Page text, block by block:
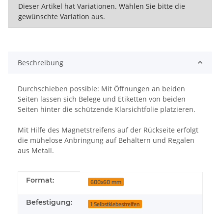
x
Dieser Artikel hat Variationen. Wählen Sie bitte die
gewünschte Variation aus.
Beschreibung
Durchschieben possible: Mit Öffnungen an beiden
Seiten lassen sich Belege und Etiketten von beiden
Seiten hinter die schützende Klarsichtfolie platzieren.
Mit Hilfe des Magnetstreifens auf der Rückseite erfolgt
die mühelose Anbringung auf Behältern und Regalen
aus Metall.
Produkteigenschaft
Wert
Format: 600x60 mm
Befestigung: 1 Selbstklebestreifen